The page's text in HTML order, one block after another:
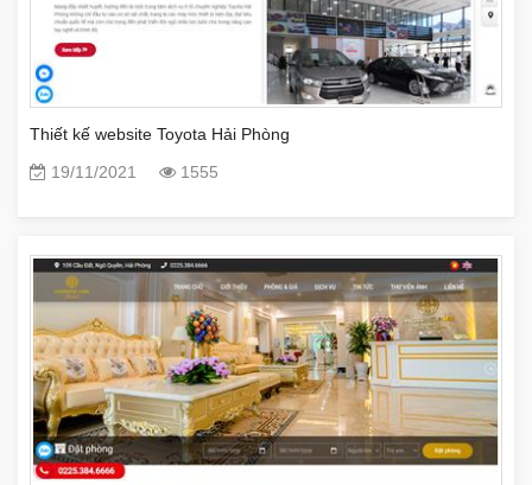
Thiết kế website Toyota Hải Phòng
19/11/2021
1555